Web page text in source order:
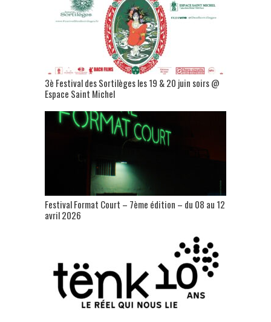
3è Festival des Sortilèges les 19 & 20 juin soirs @
Espace Saint Michel
Festival Format Court – 7ème édition – du 08 au 12
avril 2026